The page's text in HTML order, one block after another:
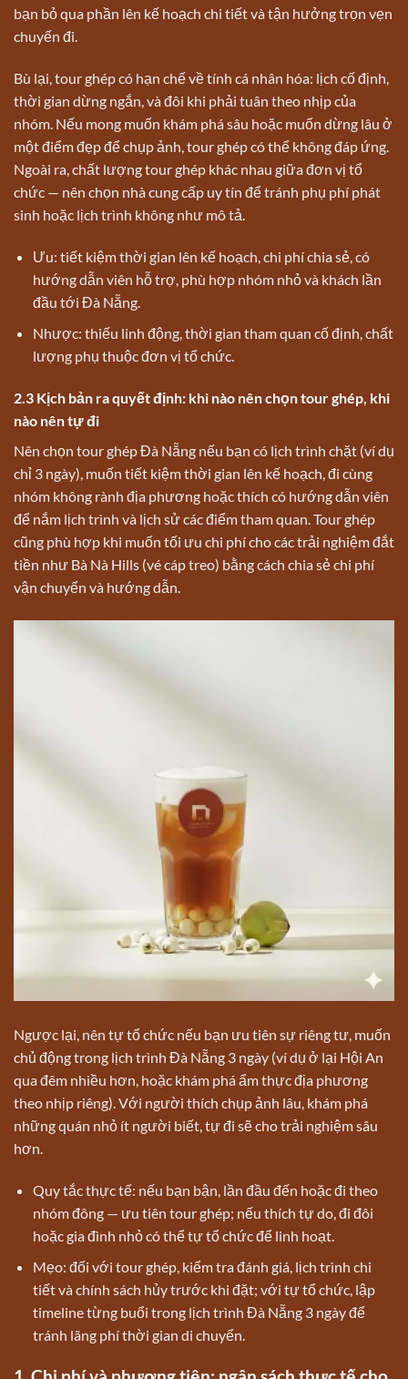
bạn bỏ qua phần lên kế hoạch chi tiết và tận hưởng trọn vẹn
chuyến đi.
Bù lại, tour ghép có hạn chế về tính cá nhân hóa: lịch cố định,
thời gian dừng ngắn, và đôi khi phải tuân theo nhịp của
nhóm. Nếu mong muốn khám phá sâu hoặc muốn dừng lâu ở
một điểm đẹp để chụp ảnh, tour ghép có thể không đáp ứng.
Ngoài ra, chất lượng tour ghép khác nhau giữa đơn vị tổ
chức — nên chọn nhà cung cấp uy tín để tránh phụ phí phát
sinh hoặc lịch trình không như mô tả.
Ưu: tiết kiệm thời gian lên kế hoạch, chi phí chia sẻ, có
hướng dẫn viên hỗ trợ, phù hợp nhóm nhỏ và khách lần
đầu tới Đà Nẵng.
Nhược: thiếu linh động, thời gian tham quan cố định, chất
lượng phụ thuộc đơn vị tổ chức.
2.3 Kịch bản ra quyết định: khi nào nên chọn tour ghép, khi
nào nên tự đi
Nên chọn tour ghép Đà Nẵng nếu bạn có lịch trình chặt (ví dụ
chỉ 3 ngày), muốn tiết kiệm thời gian lên kế hoạch, đi cùng
nhóm không rành địa phương hoặc thích có hướng dẫn viên
để nắm lịch trình và lịch sử các điểm tham quan. Tour ghép
cũng phù hợp khi muốn tối ưu chi phí cho các trải nghiệm đắt
tiền như Bà Nà Hills (vé cáp treo) bằng cách chia sẻ chi phí
vận chuyển và hướng dẫn.
Ngược lại, nên tự tổ chức nếu bạn ưu tiên sự riêng tư, muốn
chủ động trong lịch trình Đà Nẵng 3 ngày (ví dụ ở lại Hội An
qua đêm nhiều hơn, hoặc khám phá ẩm thực địa phương
theo nhịp riêng). Với người thích chụp ảnh lâu, khám phá
những quán nhỏ ít người biết, tự đi sẽ cho trải nghiệm sâu
hơn.
Quy tắc thực tế: nếu bạn bận, lần đầu đến hoặc đi theo
nhóm đông — ưu tiên tour ghép; nếu thích tự do, đi đôi
hoặc gia đình nhỏ có thể tự tổ chức để linh hoạt.
Mẹo: đối với tour ghép, kiểm tra đánh giá, lịch trình chi
tiết và chính sách hủy trước khi đặt; với tự tổ chức, lập
timeline từng buổi trong lịch trình Đà Nẵng 3 ngày để
tránh lãng phí thời gian di chuyển.